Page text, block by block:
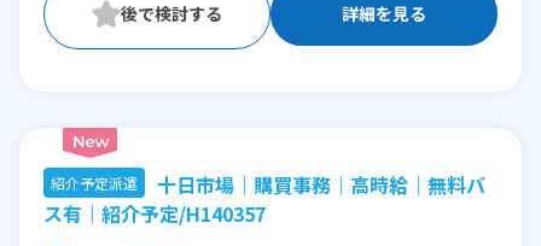
詳細を見る
紹介予定派遣
十日市場│購買事務│高時給│無料バ
ス有│紹介予定/H140357